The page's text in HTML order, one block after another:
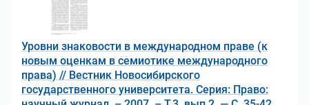
Уровни знаковости в международном праве (к
новым оценкам в семиотике международного
права) // Вестник Новосибирского
государственного университета. Серия: Право: